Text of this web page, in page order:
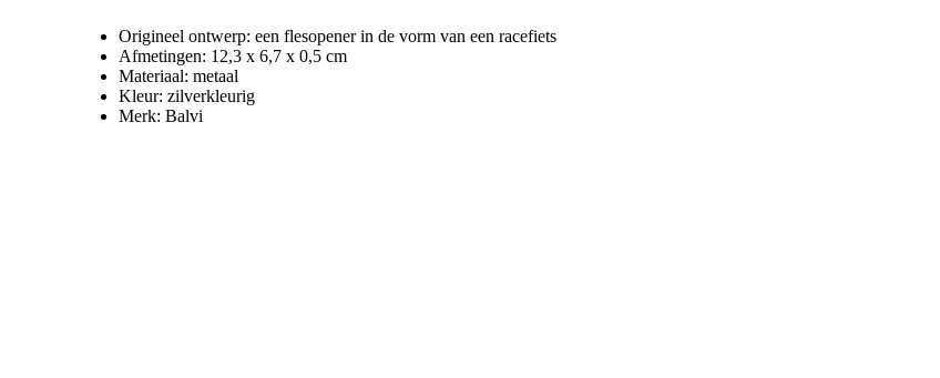
Origineel ontwerp: een flesopener in de vorm van een racefiets
Afmetingen: 12,3 x 6,7 x 0,5 cm
Materiaal: metaal
Kleur: zilverkleurig
Merk: Balvi